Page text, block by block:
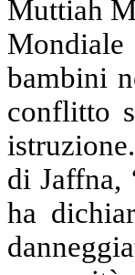
Muttiah
bambini
conflitto
di Jaffna,
ha